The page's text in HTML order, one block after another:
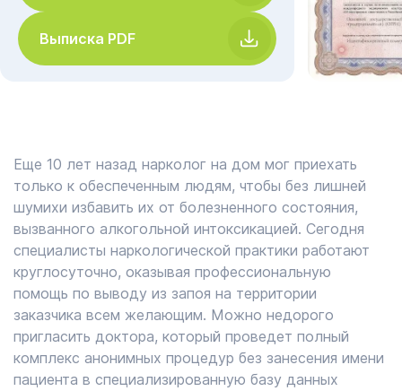
Выписка PDF
Еще 10 лет назад нарколог на дом мог приехать
только к обеспеченным людям, чтобы без лишней
шумихи избавить их от болезненного состояния,
вызванного алкогольной интоксикацией. Сегодня
специалисты наркологической практики работают
круглосуточно, оказывая профессиональную
помощь по выводу из запоя на территории
заказчика всем желающим. Можно недорого
пригласить доктора, который проведет полный
комплекс анонимных процедур без занесения имени
пациента в специализированную базу данных